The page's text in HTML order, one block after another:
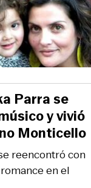
reencontró con
en el
Parra se
y vivió
Monticello